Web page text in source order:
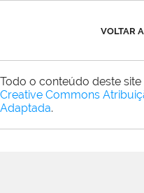
VOLTAR
Todo o conteúdo deste
Creative Commons
Adaptada.